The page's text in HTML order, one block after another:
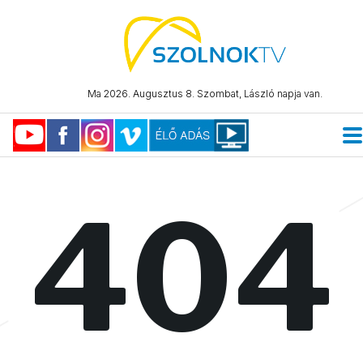
Ma 2026. Augusztus 8. Szombat, László napja van.
404